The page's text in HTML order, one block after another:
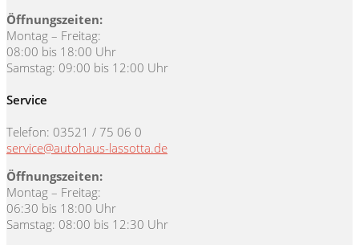
Öffnungszeiten:
Montag – Freitag:
08:00 bis 18:00 Uhr
Samstag: 09:00 bis 12:00 Uhr
Service
Telefon: 03521 / 75 06 0
service@autohaus-lassotta.de
Öffnungszeiten:
Montag – Freitag:
06:30 bis 18:00 Uhr
Samstag: 08:00 bis 12:30 Uhr